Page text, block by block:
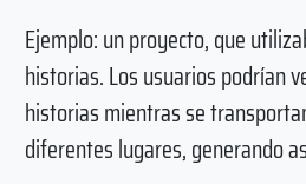
Ejemplo: un proyecto, que
historias. Los usuarios podrían
historias mientras se
diferentes lugares, generando